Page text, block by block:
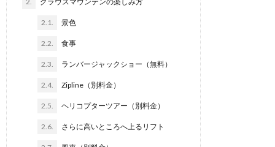
2.1. 景色
2.2. 食事
2.3. ランバージャックショー（無料）
2.4. Zipline（別料金）
2.5. ヘリコプターツアー（別料金）
2.6. さらに高いところへ上るリフト